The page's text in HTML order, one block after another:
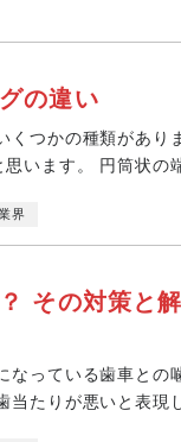
の違い
の種類があります。 そ
で結合するカ
界
その対策と
なっている歯車との
たりが悪いと表現